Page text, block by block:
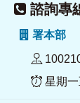
諮詢專
署本
星期